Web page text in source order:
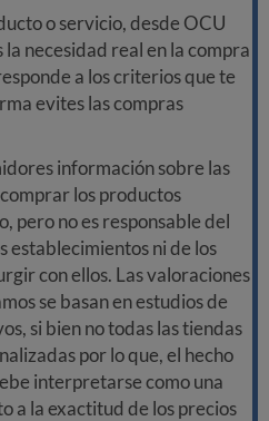
o servicio, desde OCU
necesidad real en la compra
a los criterios que te
evites las compras
información sobre las
los productos
pero no es responsable del
establecimientos ni de los
con ellos. Las valoraciones
se basan en estudios de
si bien no todas las tiendas
por lo que, el hecho
interpretarse como una
a la exactitud de los precios